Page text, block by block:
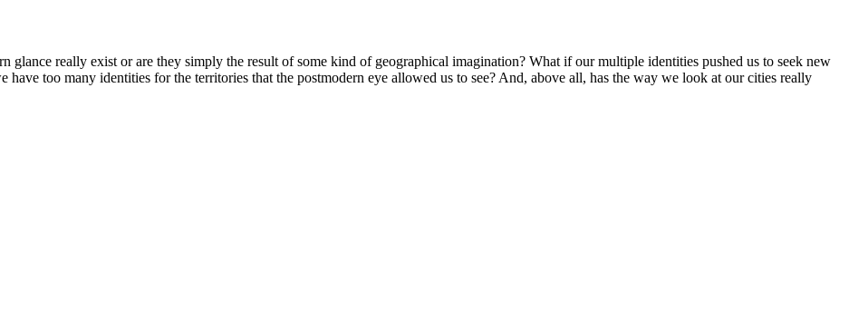
glance really exist or are they simply the result of some kind of geographical imagination? What if our multiple identities pushed us to seek new
too many identities for the territories that the postmodern eye allowed us to see? And, above all, has the way we look at our cities really